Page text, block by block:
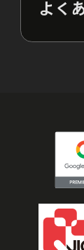
よく